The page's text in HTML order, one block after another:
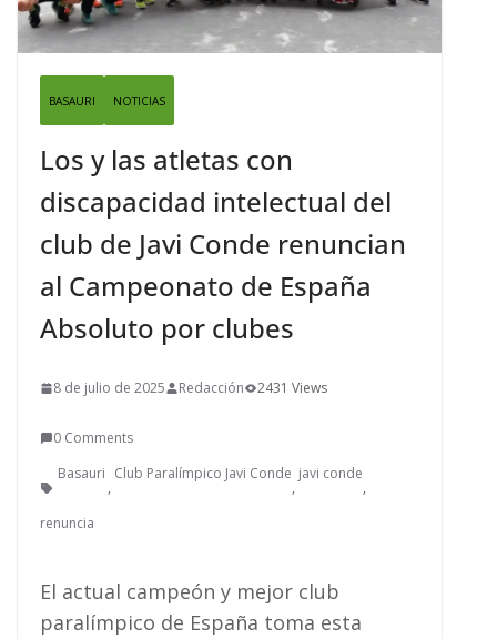
BASAURI NOTICIAS
Los y las atletas con
discapacidad intelectual del
club de Javi Conde renuncian
al Campeonato de España
Absoluto por clubes
8 de julio de 2025 Redacción 2431 Views
0 Comments
Basauri
,
Club Paralímpico Javi Conde
,
javi conde
,
renuncia
El actual campeón y mejor club
paralímpico de España toma esta